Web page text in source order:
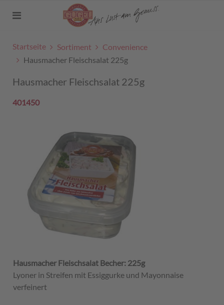
Startseite Sortiment
Convenience
Hausmacher Fleischsalat 225g
Hausmacher Fleischsalat 225g
401450
Hausmacher Fleischsalat Becher: 225g
Lyoner in Streifen mit Essiggurke und Mayonnaise
verfeinert